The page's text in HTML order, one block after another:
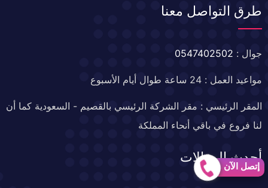
طرق التواصل معنا
جوال : 0547402502
مواعيد العمل : 24 ساعة طوال أيام الأسبوع
المقر الرئيسي : مقر الشركة الرئيسي بالقصيم - السعودية كما أن
لنا فروع في باقي أنحاء المملكة
أحدث المقالات
إتصل الآن